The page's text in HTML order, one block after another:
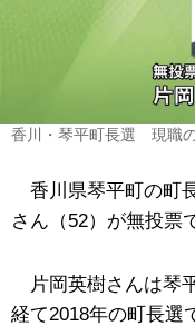
香川・琴平町長選 現職
香川県琴平町の町
さん（52）が無投票
片岡英樹さんは琴
経て2018年の町長選